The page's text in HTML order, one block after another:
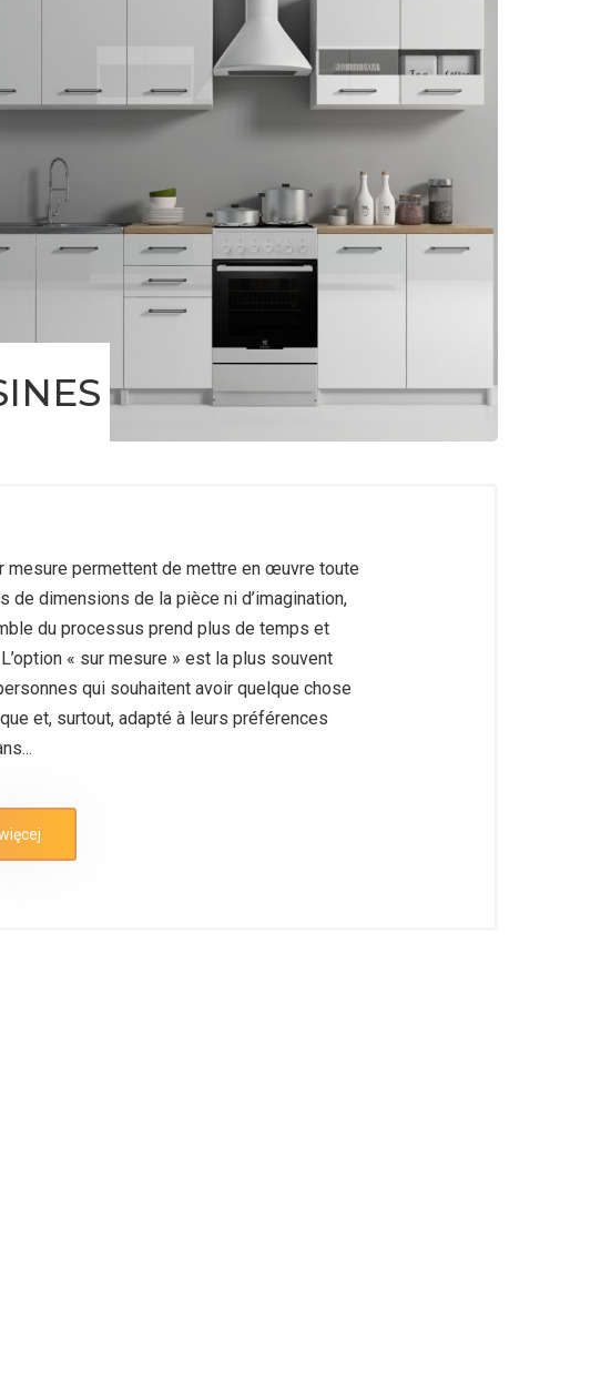
SUR MESURE
mesure permettent de mettre en œuvre toute
de dimensions de la pièce ni d’imagination,
du processus prend plus de temps et
« sur mesure » est la plus souvent
qui souhaitent avoir quelque chose
et, surtout, adapté à leurs préférences